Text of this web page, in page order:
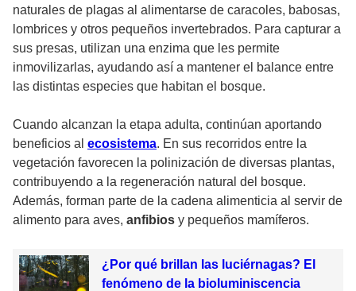
naturales de plagas al alimentarse de caracoles, babosas,
lombrices y otros pequeños invertebrados. Para capturar a
sus presas, utilizan una enzima que les permite
inmovilizarlas, ayudando así a mantener el balance entre
las distintas especies que habitan el bosque.
Cuando alcanzan la etapa adulta, continúan aportando
beneficios al ecosistema. En sus recorridos entre la
vegetación favorecen la polinización de diversas plantas,
contribuyendo a la regeneración natural del bosque.
Además, forman parte de la cadena alimenticia al servir de
alimento para aves, anfibios y pequeños mamíferos.
¿Por qué brillan las luciérnagas? El
fenómeno de la bioluminiscencia